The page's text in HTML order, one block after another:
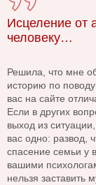
Исцеление от
человеку…
Решила, что мне
историю по
вас на сайте
Если в других
выход из
вас одно: развод,
спасение семьи у
вашими
нельзя заставить